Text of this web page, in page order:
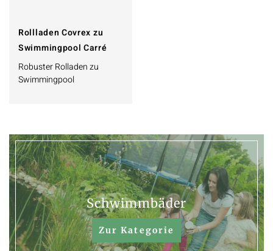
Rollladen Covrex zu
Swimmingpool Carré
Robuster Rolladen zu
Swimmingpool
Schwimmbäder
Zur Kategorie